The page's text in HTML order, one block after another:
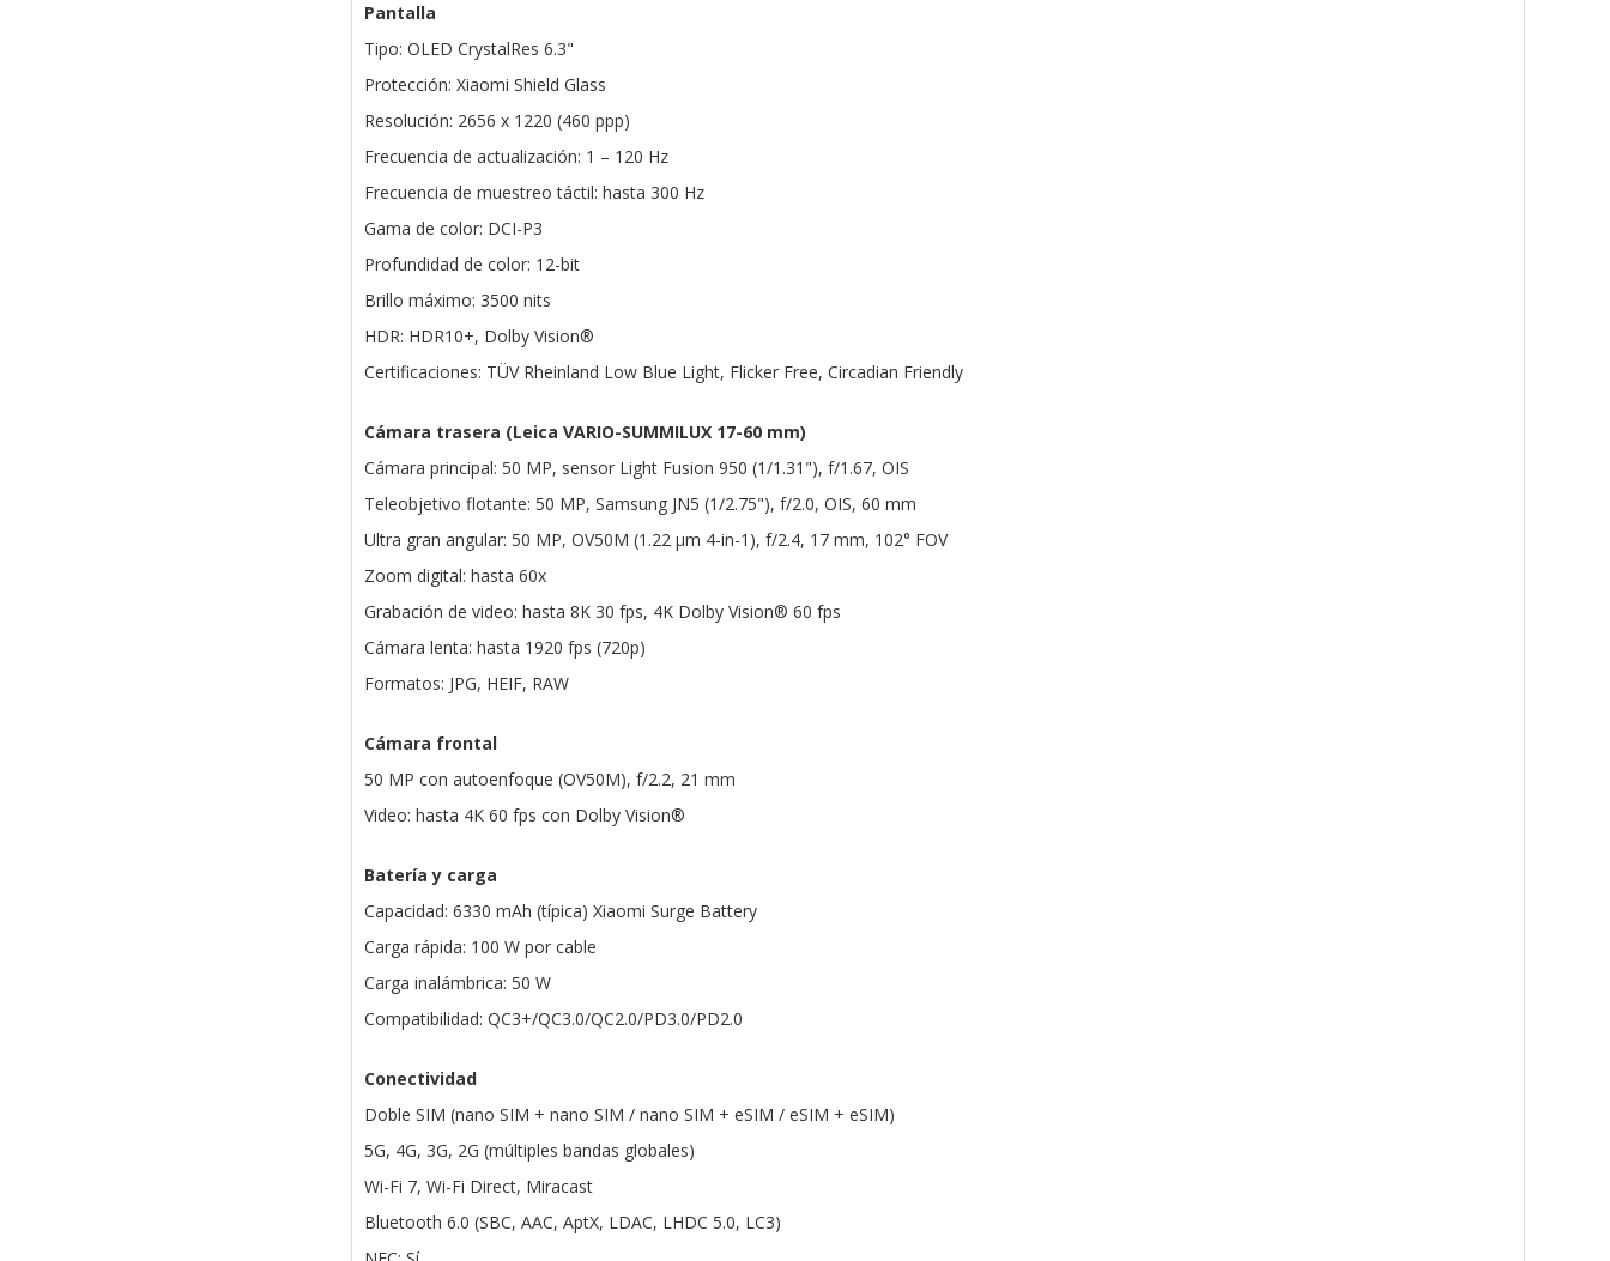
Pantalla
Tipo: OLED CrystalRes 6.3"
Protección: Xiaomi Shield Glass
Resolución: 2656 x 1220 (460 ppp)
Frecuencia de actualización: 1 – 120 Hz
Frecuencia de muestreo táctil: hasta 300 Hz
Gama de color: DCI-P3
Profundidad de color: 12-bit
Brillo máximo: 3500 nits
HDR: HDR10+, Dolby Vision®
Certificaciones: TÜV Rheinland Low Blue Light, Flicker Free, Circadian Friendly
Cámara trasera (Leica VARIO-SUMMILUX 17-60 mm)
Cámara principal: 50 MP, sensor Light Fusion 950 (1/1.31"), f/1.67, OIS
Teleobjetivo flotante: 50 MP, Samsung JN5 (1/2.75"), f/2.0, OIS, 60 mm
Ultra gran angular: 50 MP, OV50M (1.22 µm 4-in-1), f/2.4, 17 mm, 102° FOV
Zoom digital: hasta 60x
Grabación de video: hasta 8K 30 fps, 4K Dolby Vision® 60 fps
Cámara lenta: hasta 1920 fps (720p)
Formatos: JPG, HEIF, RAW
Cámara frontal
50 MP con autoenfoque (OV50M), f/2.2, 21 mm
Video: hasta 4K 60 fps con Dolby Vision®
Batería y carga
Capacidad: 6330 mAh (típica) Xiaomi Surge Battery
Carga rápida: 100 W por cable
Carga inalámbrica: 50 W
Compatibilidad: QC3+/QC3.0/QC2.0/PD3.0/PD2.0
Conectividad
Doble SIM (nano SIM + nano SIM / nano SIM + eSIM / eSIM + eSIM)
5G, 4G, 3G, 2G (múltiples bandas globales)
Wi-Fi 7, Wi-Fi Direct, Miracast
Bluetooth 6.0 (SBC, AAC, AptX, LDAC, LHDC 5.0, LC3)